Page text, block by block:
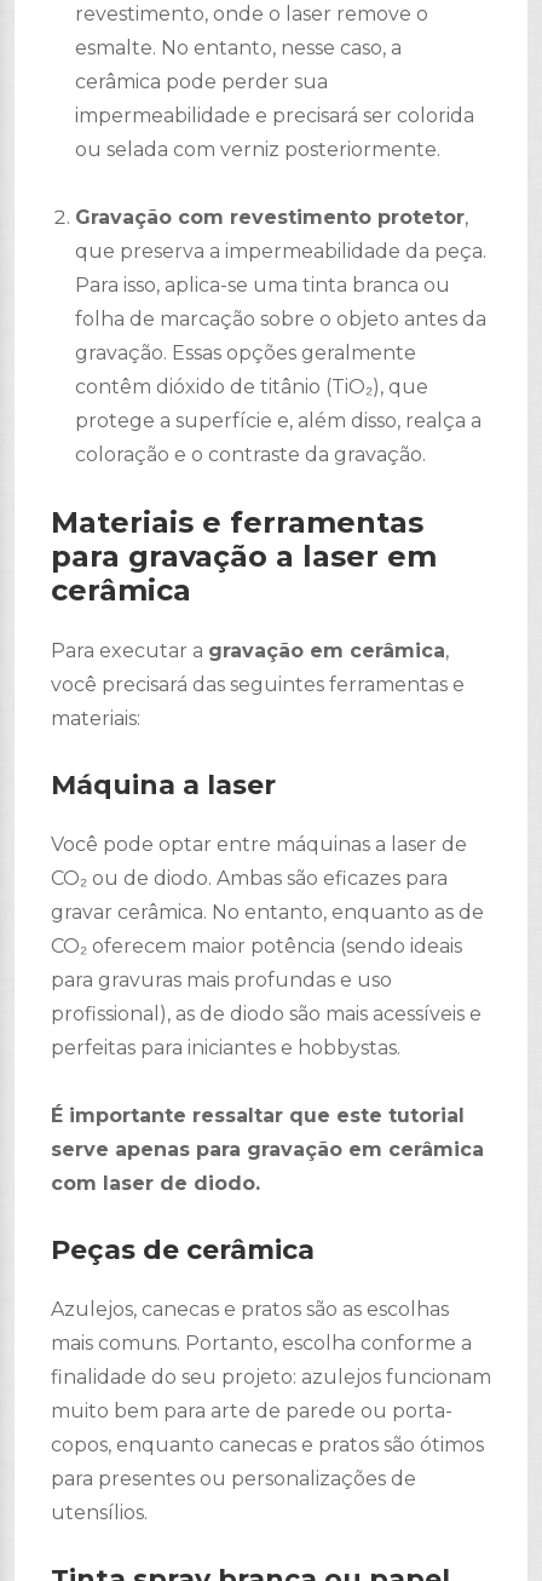
revestimento, onde o laser remove o
esmalte. No entanto, nesse caso, a
cerâmica pode perder sua
impermeabilidade e precisará ser colorida
ou selada com verniz posteriormente.
Gravação com revestimento protetor,
que preserva a impermeabilidade da peça.
Para isso, aplica-se uma tinta branca ou
folha de marcação sobre o objeto antes da
gravação. Essas opções geralmente
contêm dióxido de titânio (TiO₂), que
protege a superfície e, além disso, realça a
coloração e o contraste da gravação.
Materiais e ferramentas
para gravação a laser em
cerâmica
Para executar a gravação em cerâmica,
você precisará das seguintes ferramentas e
materiais:
Máquina a laser
Você pode optar entre máquinas a laser de
CO₂ ou de diodo. Ambas são eficazes para
gravar cerâmica. No entanto, enquanto as de
CO₂ oferecem maior potência (sendo ideais
para gravuras mais profundas e uso
profissional), as de diodo são mais acessíveis e
perfeitas para iniciantes e hobbystas.
É importante ressaltar que este tutorial
serve apenas para gravação em cerâmica
com laser de diodo.
Peças de cerâmica
Azulejos, canecas e pratos são as escolhas
mais comuns. Portanto, escolha conforme a
finalidade do seu projeto: azulejos funcionam
muito bem para arte de parede ou porta-
copos, enquanto canecas e pratos são ótimos
para presentes ou personalizações de
utensílios.